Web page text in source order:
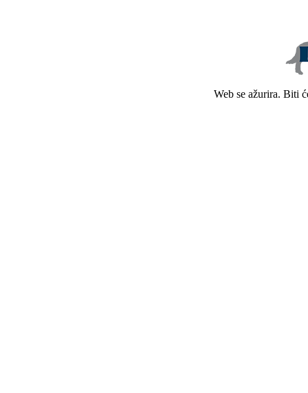
Web se ažurira. Biti